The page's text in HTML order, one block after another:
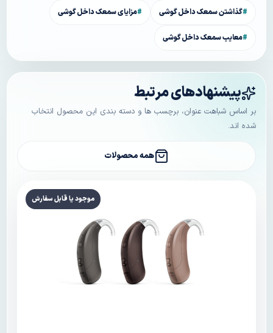
گذاشتن سمعک داخل گوشی مزایای سمعک داخل گوشی
معایب سمعک داخل گوشی
پیشنهادهای مرتبط
بر اساس شباهت عنوان، برچسب ها و دسته بندی این محصول انتخاب
شده اند.
همه محصولات
موجود یا قابل سفارش